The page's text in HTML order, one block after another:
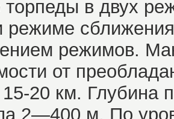
торпеды в двух
режиме
режимов.
от
20 км. Глубина
2—400 м. По